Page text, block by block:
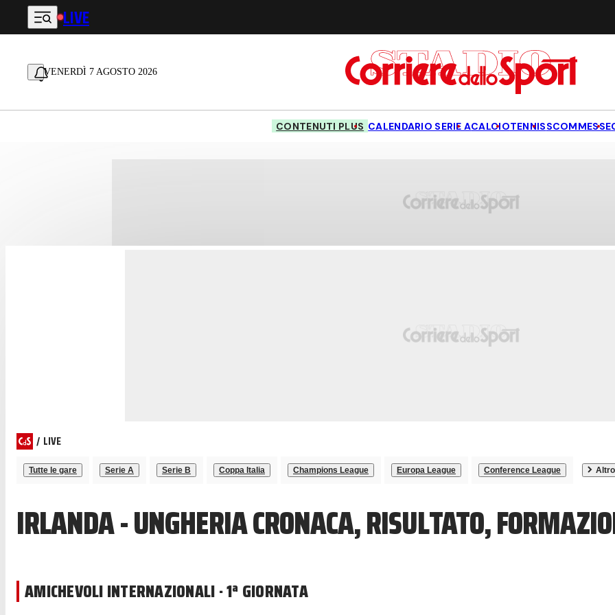
Vai al contenuto principale
LIVE
VENERDÌ 7 AGOSTO 2026
CONTENUTI PLUS CALENDARIO SERIE ACALCIOTENNISSCOMMESSE
/ LIVE
Tutte le gare Serie A Serie B Coppa Italia Champions League Europa League Conference League Altro
IRLANDA - UNGHERIA CRONACA, RISULTATO,
AMICHEVOLI INTERNAZIONALI · 1ª GIORNATA